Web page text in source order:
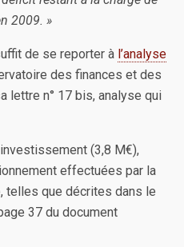
2009. »
de se reporter à l’analyse
des finances et des
lettre n° 17 bis, analyse qui
(3,8 M€),
effectuées par la
telles que décrites dans le
37 du document